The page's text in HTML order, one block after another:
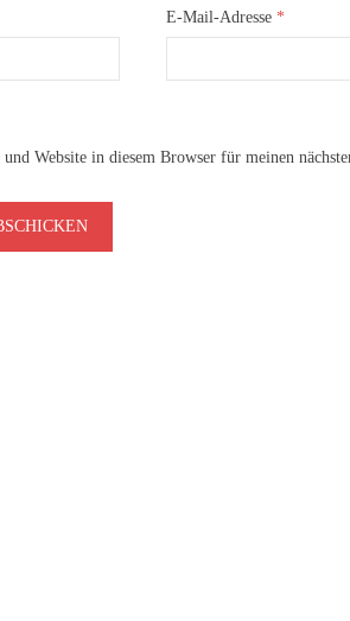
E-Mail-Adresse *
Website in diesem Browser für meinen